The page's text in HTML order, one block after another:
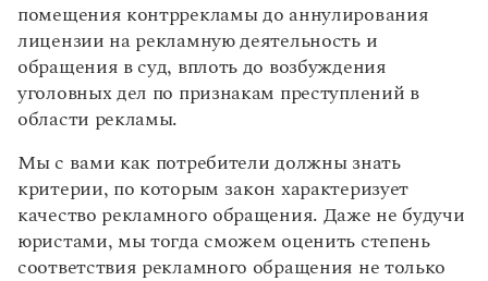
помещения контррекламы до аннулирования
лицензии на рекламную деятельность и
обращения в суд, вплоть до возбуждения
уголовных дел по признакам преступлений в
области рекламы.
Мы с вами как потребители должны знать
критерии, по которым закон характеризует
качество рекламного обращения. Даже не будучи
юристами, мы тогда сможем оценить степень
соответствия рекламного обращения не только